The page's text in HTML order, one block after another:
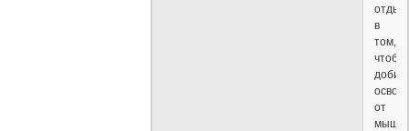
в
том,
чтобы
от